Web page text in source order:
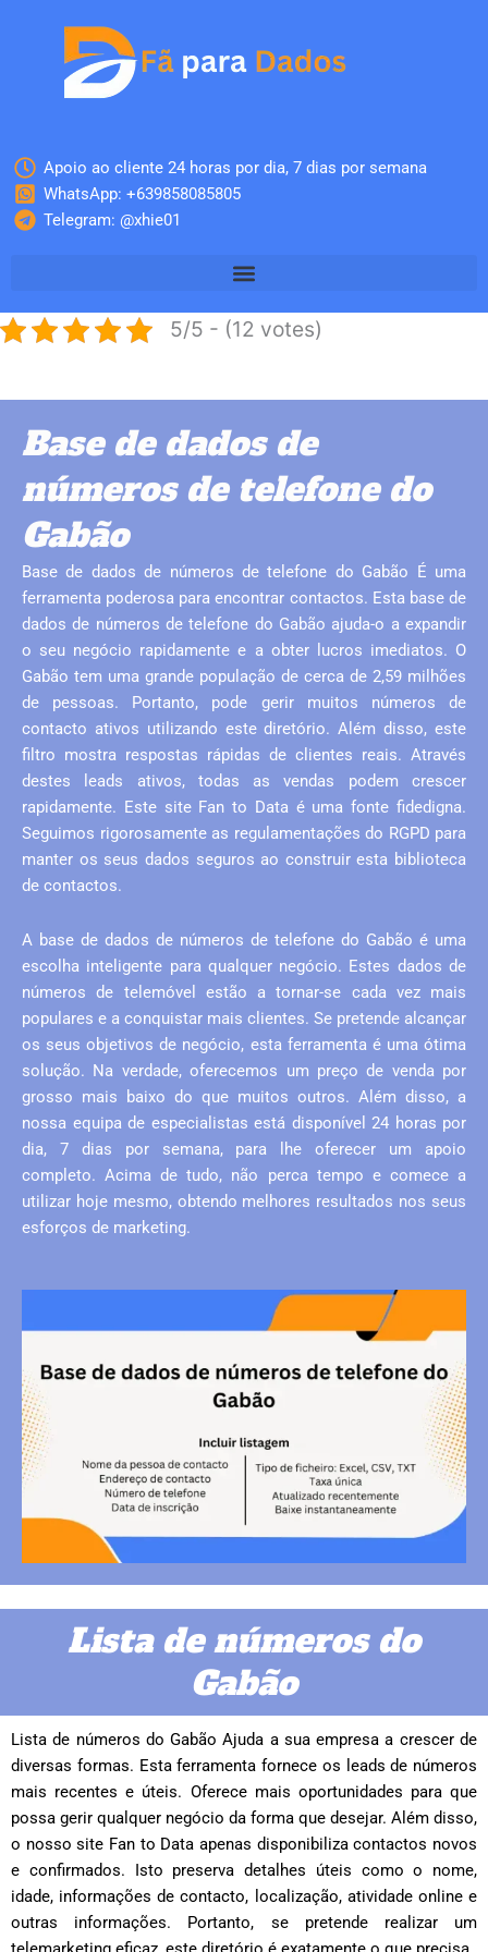
Apoio ao cliente 24 horas por dia, 7 dias por semana
WhatsApp: +639858085805
Telegram: @xhie01
5/5 - (12 votes)
Base de dados de
números de telefone do
Gabão
Base de dados de números de telefone do Gabão É uma
ferramenta poderosa para encontrar contactos. Esta base de
dados de números de telefone do Gabão ajuda-o a expandir
o seu negócio rapidamente e a obter lucros imediatos. O
Gabão tem uma grande população de cerca de 2,59 milhões
de pessoas. Portanto, pode gerir muitos números de
contacto ativos utilizando este diretório. Além disso, este
filtro mostra respostas rápidas de clientes reais. Através
destes leads ativos, todas as vendas podem crescer
rapidamente. Este site Fan to Data é uma fonte fidedigna.
Seguimos rigorosamente as regulamentações do RGPD para
manter os seus dados seguros ao construir esta biblioteca
de contactos.
A base de dados de números de telefone do Gabão é uma
escolha inteligente para qualquer negócio. Estes dados de
números de telemóvel estão a tornar-se cada vez mais
populares e a conquistar mais clientes. Se pretende alcançar
os seus objetivos de negócio, esta ferramenta é uma ótima
solução. Na verdade, oferecemos um preço de venda por
grosso mais baixo do que muitos outros. Além disso, a
nossa equipa de especialistas está disponível 24 horas por
dia, 7 dias por semana, para lhe oferecer um apoio
completo. Acima de tudo, não perca tempo e comece a
utilizar hoje mesmo, obtendo melhores resultados nos seus
esforços de marketing.
Lista de números do
Gabão
Lista de números do Gabão Ajuda a sua empresa a crescer de
diversas formas. Esta ferramenta fornece os leads de números
mais recentes e úteis. Oferece mais oportunidades para que
possa gerir qualquer negócio da forma que desejar. Além disso,
o nosso site Fan to Data apenas disponibiliza contactos novos
e confirmados. Isto preserva detalhes úteis como o nome,
idade, informações de contacto, localização, atividade online e
outras informações. Portanto, se pretende realizar um